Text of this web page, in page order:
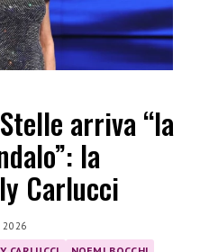
arriva “la
la
Carlucci
2026